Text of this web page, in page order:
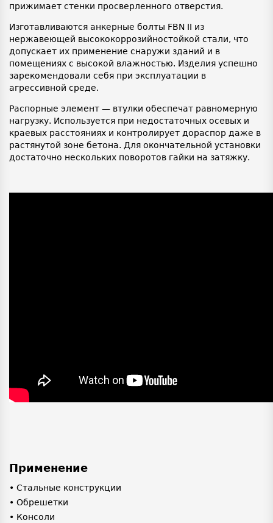
прижимает стенки просверленного отверстия.
Изготавливаются анкерные болты FBN II из
нержавеющей высококоррозийностойкой стали, что
допускает их применение снаружи зданий и в
помещениях с высокой влажностью. Изделия успешно
зарекомендовали себя при эксплуатации в
агрессивной среде.
Распорные элемент — втулки обеспечат равномерную
нагрузку. Используется при недостаточных осевых и
краевых расстояниях и контролирует дораспор даже в
растянутой зоне бетона. Для окончательной установки
достаточно нескольких поворотов гайки на затяжку.
Применение
• Стальные конструкции
• Обрешетки
• Консоли